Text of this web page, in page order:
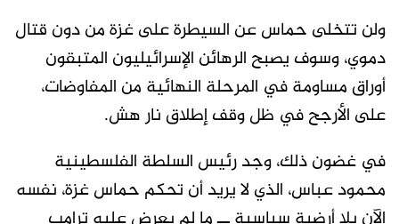
ولن تتخلى حماس عن السيطرة على غزة من دون قتال
دموي، وسوف يصبح الرهائن الإسرائيليون المتبقون
أوراق مساومة في المرحلة النهائية من المفاوضات،
على الأرجح في ظل وقف إطلاق نار هش.
في غضون ذلك، وجد رئيس السلطة الفلسطينية
محمود عباس، الذي لا يريد أن تحكم حماس غزة، نفسه